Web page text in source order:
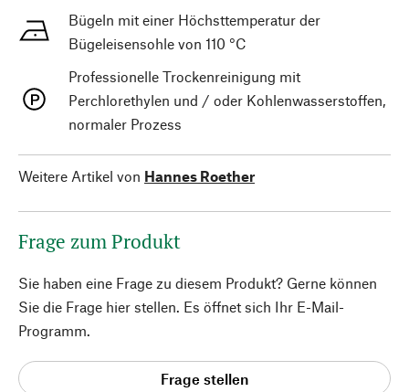
Bügeln mit einer Höchsttemperatur der
Bügeleisensohle von 110 °C
Professionelle Trockenreinigung mit
Perchlorethylen und / oder Kohlenwasserstoffen,
normaler Prozess
Weitere Artikel von Hannes Roether
Frage zum Produkt
Sie haben eine Frage zu diesem Produkt? Gerne können
Sie die Frage hier stellen. Es öffnet sich Ihr E-Mail-
Programm.
Frage stellen